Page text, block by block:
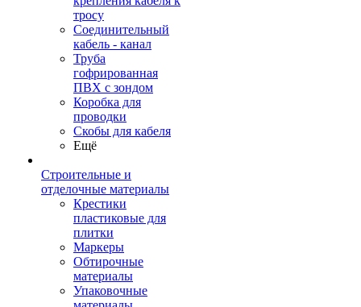
тросу
Соединительный
кабель - канал
Труба
гофрированная
ПВХ с зондом
Коробка для
проводки
Скобы для кабеля
Ещё
Строительные и
отделочные материалы
Крестики
пластиковые для
плитки
Маркеры
Обтирочные
материалы
Упаковочные